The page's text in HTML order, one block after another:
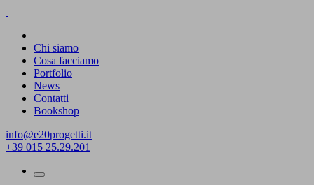
Chi siamo
Cosa facciamo
Portfolio
News
Contatti
Bookshop
info@e20progetti.it
+39 015 25.29.201